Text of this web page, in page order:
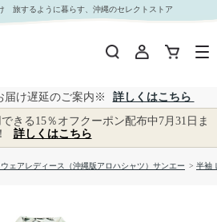
P-SAEM1128 L｜おきなわセレクト サンエー公式通販
旅するように暮らす、沖縄のセレクトストア
届け遅延のご案内※
詳しくはこちら
きる15％オフクーポン配布中7月31日ま
詳しくはこちら
ェアレディース（沖縄版アロハシャツ）サンエー > 半袖